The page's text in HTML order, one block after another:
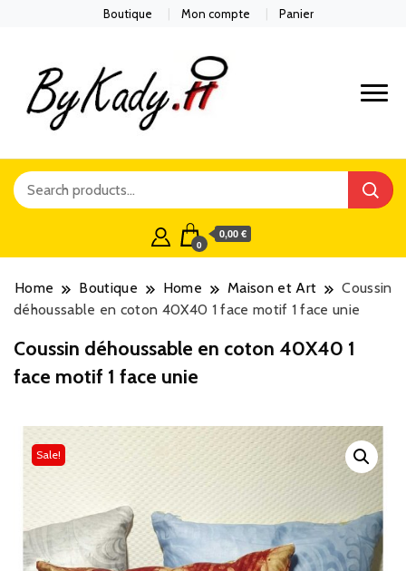
Boutique Mon compte Panier
0
0,00 €
Home Boutique Home Maison et Art
Coussin
déhoussable en coton 40X40 1 face motif 1 face unie
Coussin déhoussable en coton 40X40 1
face motif 1 face unie
Sale!